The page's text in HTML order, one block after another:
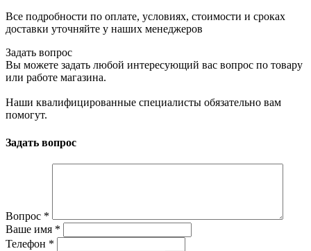
Все подробности по оплате, условиях, стоимости и сроках
доставки уточняйте у наших менеджеров
Задать вопрос
Вы можете задать любой интересующий вас вопрос по товару
или работе магазина.
Наши квалифицированные специалисты обязательно вам
помогут.
Задать вопрос
Вопрос *
Ваше имя *
Телефон *